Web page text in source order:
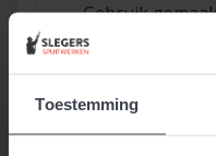
Toestemming
Gebruik
garantie om de
onvermijdelijke
en dat hebben
netjes gedaan!